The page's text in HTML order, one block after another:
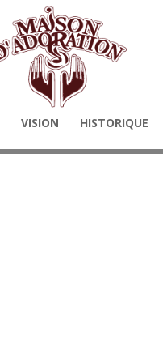
VISION HISTORIQUE